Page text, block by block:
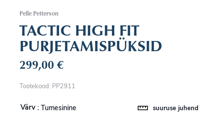
Pelle Petterson
TACTIC HIGH FIT
PURJETAMISPÜKSID
299,00€
Tootekood: PP2911
Värv : Tumesinine suuruse juhend